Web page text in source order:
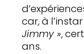
car, à
Jimmy »,
ans.